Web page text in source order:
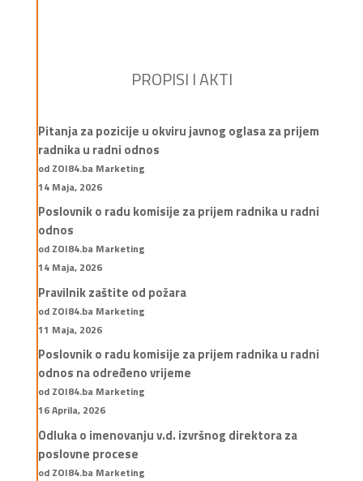
PROPISI I AKTI
Pitanja za pozicije u okviru javnog oglasa za prijem
radnika u radni odnos
od ZOI84.ba Marketing
14 Maja, 2026
Poslovnik o radu komisije za prijem radnika u radni
odnos
od ZOI84.ba Marketing
14 Maja, 2026
Pravilnik zaštite od požara
od ZOI84.ba Marketing
11 Maja, 2026
Poslovnik o radu komisije za prijem radnika u radni
odnos na određeno vrijeme
od ZOI84.ba Marketing
16 Aprila, 2026
Odluka o imenovanju v.d. izvršnog direktora za
poslovne procese
od ZOI84.ba Marketing